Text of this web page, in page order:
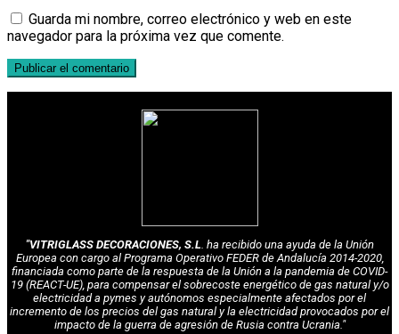
Guarda mi nombre, correo electrónico y web en este
navegador para la próxima vez que comente.
"VITRIGLASS DECORACIONES, S.L. ha recibido una ayuda de la Unión
Europea con cargo al Programa Operativo FEDER de Andalucía 2014-2020,
financiada como parte de la respuesta de la Unión a la pandemia de COVID-
19 (REACT-UE), para compensar el sobrecoste energético de gas natural y/o
electricidad a pymes y autónomos especialmente afectados por el
incremento de los precios del gas natural y la electricidad provocados por el
impacto de la guerra de agresión de Rusia contra Ucrania."